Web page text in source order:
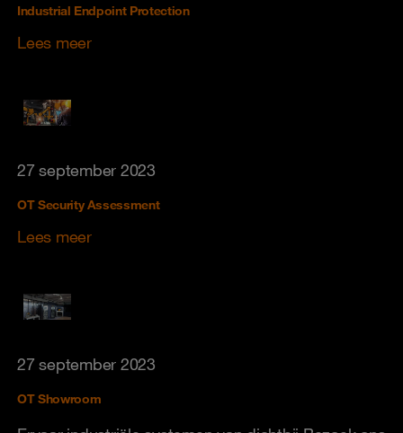
Industrial Endpoint Protection
Lees meer
27 september 2023
OT Security Assessment
Lees meer
27 september 2023
OT Showroom